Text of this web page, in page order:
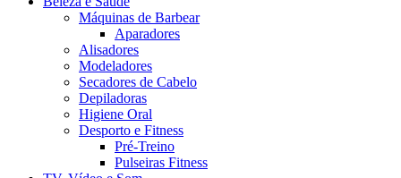
Máquinas de Barbear
Aparadores
Alisadores
Modeladores
Secadores de Cabelo
Depiladoras
Higiene Oral
Desporto e Fitness
Pré-Treino
Pulseiras Fitness